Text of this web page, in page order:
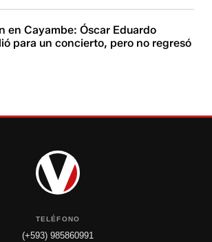
en Cayambe: Óscar Eduardo
para un concierto, pero no regresó
TELÉFONO
(+593) 985860991